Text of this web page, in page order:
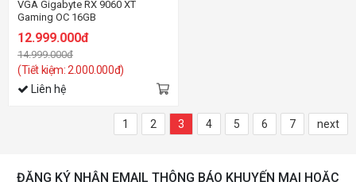
VGA Gigabyte RX 9060 XT
Gaming OC 16GB
12.999.000đ
14.999.000đ
(Tiết kiệm: 2.000.000đ)
Liên hệ
1 2 3 4 5 6 7 next
ĐĂNG KÝ NHẬN EMAIL THÔNG BÁO KHUYẾN MẠI HOẶC